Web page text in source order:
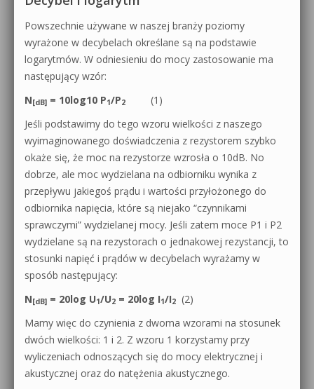
Produkcja muzyczna od podstaw
Sylenth1 od podstaw
Sound Forge od podstaw
Dubstep z syntezatorem Massive
Kontakt 5 Kompendium
Pakiety
0dB.pl - informacje
Newsletter
Materiały dla mediów
Polityka prywatności
Regulamin
Działanie sklepu internetowego
Wyszukiwanie
Powszechnie używane w naszej branży poziomy
wyrażone w decybelach określane są na podstawie
logarytmów. W odniesieniu do mocy zastosowanie ma
następujący wzór:
N[dB] = 10log10 P1/P2
(1)
Jeśli podstawimy do tego wzoru wielkości z naszego
wyimaginowanego doświadczenia z rezystorem szybko
okaże się, że moc na rezystorze wzrosła o 10dB. No
dobrze, ale moc wydzielana na odbiorniku wynika z
przepływu jakiegoś prądu i wartości przyłożonego do
odbiornika napięcia, które są niejako “czynnikami
sprawczymi” wydzielanej mocy. Jeśli zatem moce P1 i P2
wydzielane są na rezystorach o jednakowej rezystancji, to
stosunki napięć i prądów w decybelach wyrażamy w
sposób następujący:
N[dB] = 20log U1/U2 = 20log I1/I2 (2)
Mamy więc do czynienia z dwoma wzorami na stosunek
dwóch wielkości: 1 i 2. Z wzoru 1 korzystamy przy
wyliczeniach odnoszących się do mocy elektrycznej i
akustycznej oraz do natężenia akustycznego.